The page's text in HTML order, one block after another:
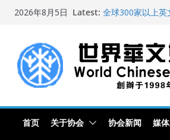
Skip
content
2026年8月5日 Latest: 全球300家以上
从一杯沉香叶茶
文化考察纪行
全球新闻业正面临
纽约州拟率先立
首页 关于协会 协会新闻 媒